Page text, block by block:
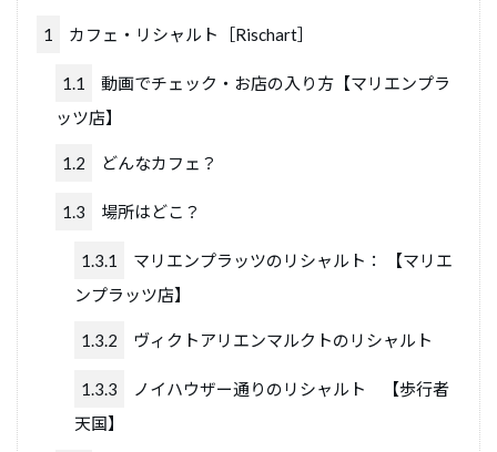
1 カフェ・リシャルト［Rischart］
1.1
動画でチェック・お店の入り方【マリエンプラ
ッツ店】
1.2 どんなカフェ？
1.3 場所はどこ？
1.3.1
マリエンプラッツのリシャルト： 【マリエ
ンプラッツ店】
1.3.2 ヴィクトアリエンマルクトのリシャルト
1.3.3
ノイハウザー通りのリシャルト 【歩行者
天国】